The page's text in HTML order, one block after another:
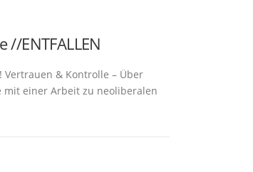
ENTFALLEN
Vertrauen & Kontrolle – Über
mit einer Arbeit zu neoliberalen